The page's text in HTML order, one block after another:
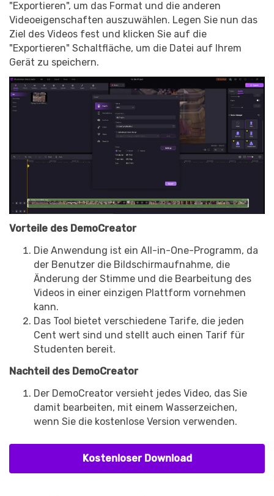
"Exportieren", um das Format und die anderen
Videoeigenschaften auszuwählen. Legen Sie nun das
Ziel des Videos fest und klicken Sie auf die
"Exportieren" Schaltfläche, um die Datei auf Ihrem
Gerät zu speichern.
Vorteile des DemoCreator
Die Anwendung ist ein All-in-One-Programm, da
der Benutzer die Bildschirmaufnahme, die
Änderung der Stimme und die Bearbeitung des
Videos in einer einzigen Plattform vornehmen
kann.
Das Tool bietet verschiedene Tarife, die jeden
Cent wert sind und stellt auch einen Tarif für
Studenten bereit.
Nachteil des DemoCreator
Der DemoCreator versieht jedes Video, das Sie
damit bearbeiten, mit einem Wasserzeichen,
wenn Sie die kostenlose Version verwenden.
Kostenloser Download